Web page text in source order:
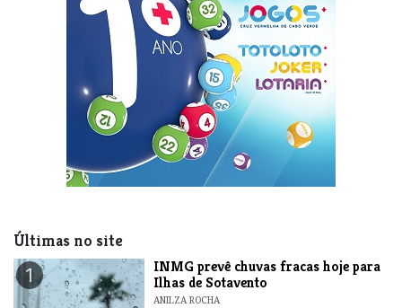
Últimas no site
1
INMG prevê chuvas fracas hoje para
Ilhas de Sotavento
ANILZA ROCHA